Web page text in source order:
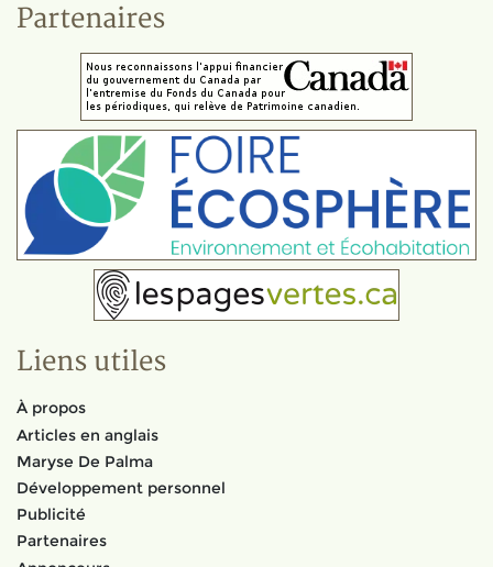
Partenaires
Liens utiles
À propos
Articles en anglais
Maryse De Palma
Développement personnel
Publicité
Partenaires